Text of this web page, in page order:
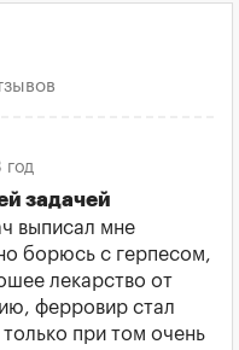
год
задачей
выписал мне
борюсь с герпесом,
лекарство от
ферровир стал
при том очень